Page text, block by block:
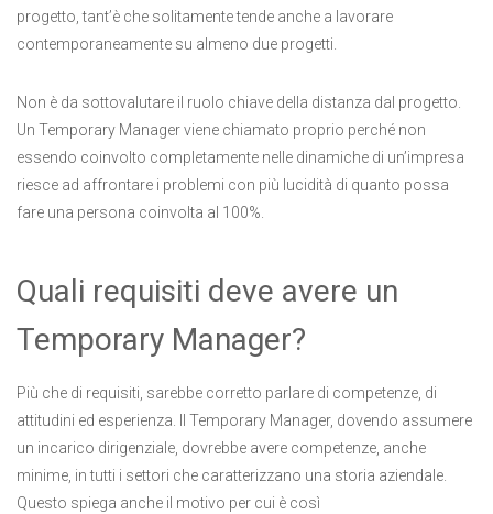
progetto, tant’è che solitamente tende anche a lavorare
contemporaneamente su almeno due progetti.
Non è da sottovalutare il ruolo chiave della distanza dal progetto.
Un Temporary Manager viene chiamato proprio perché non
essendo coinvolto completamente nelle dinamiche di un’impresa
riesce ad affrontare i problemi con più lucidità di quanto possa
fare una persona coinvolta al 100%.
Quali requisiti deve avere un
Temporary Manager?
Più che di requisiti, sarebbe corretto parlare di competenze, di
attitudini ed esperienza. Il Temporary Manager, dovendo assumere
un incarico dirigenziale, dovrebbe avere competenze, anche
minime, in tutti i settori che caratterizzano una storia aziendale.
Questo spiega anche il motivo per cui è così